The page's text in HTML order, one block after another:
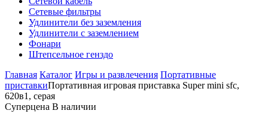
Сетевые фильтры
Удлинители без заземления
Удлинители с заземлением
Фонари
Штепсельное генздо
Главная Каталог Игры и развлечения Портативные
приставкиПортативная игровая приставка Super mini sfc,
620в1, серая
Суперцена В наличии